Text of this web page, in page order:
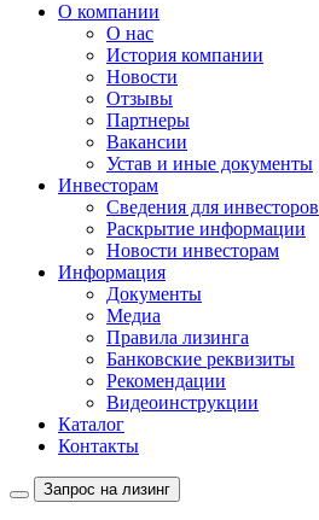
О компании
О нас
История компании
Новости
Отзывы
Партнеры
Вакансии
Устав и иные документы
Инвесторам
Сведения для инвесторов
Раскрытие информации
Новости инвесторам
Информация
Документы
Медиа
Правила лизинга
Банковские реквизиты
Рекомендации
Видеоинструкции
Каталог
Контакты
Запрос на лизинг